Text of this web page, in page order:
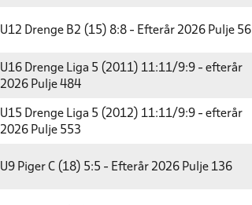
U12 Drenge B2 (15) 8:8 - Efterår 2026 Pulje 56
U16 Drenge Liga 5 (2011) 11:11/9:9 - efterår
2026 Pulje 484
U15 Drenge Liga 5 (2012) 11:11/9:9 - efterår
2026 Pulje 553
U9 Piger C (18) 5:5 - Efterår 2026 Pulje 136